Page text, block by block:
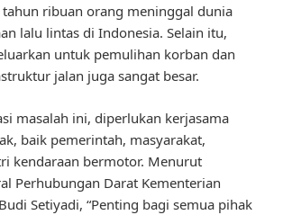
tahun ribuan orang meninggal dunia
lalu lintas di Indonesia. Selain itu,
untuk pemulihan korban dan
jalan juga sangat besar.
masalah ini, diperlukan kerjasama
baik pemerintah, masyarakat,
kendaraan bermotor. Menurut
Perhubungan Darat Kementerian
Setiyadi, “Penting bagi semua pihak